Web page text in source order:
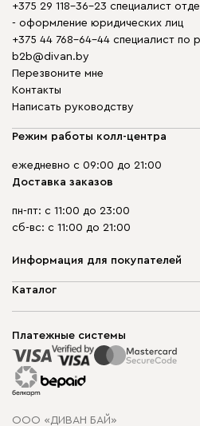
+375 29 118-36-23 специалист
- оформление юридических лиц
+375 44 768-64-44 специалист по
b2b@divan.by
Перезвоните мне
Контакты
Написать руководству
Режим работы колл-центра
ежедневно с 09:00 до 21:00
Доставка заказов
пн-пт: с 11:00 до 23:00
сб-вс: с 11:00 до 21:00
Информация для покупателей
О компании
Способы оплаты
Рассрочка и кредит
Гарантия
Карта сайта
Политика конфиденциальности
Каталог
Корпусная мебель
Распродажа мебели
Платежные системы
ООО «ДИВАН БАЙ»